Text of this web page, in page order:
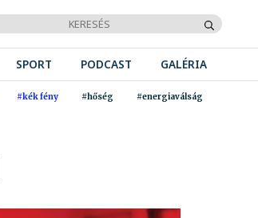
SPORT PODCAST GALÉRIA
#kék fény #hőség #energiaválság